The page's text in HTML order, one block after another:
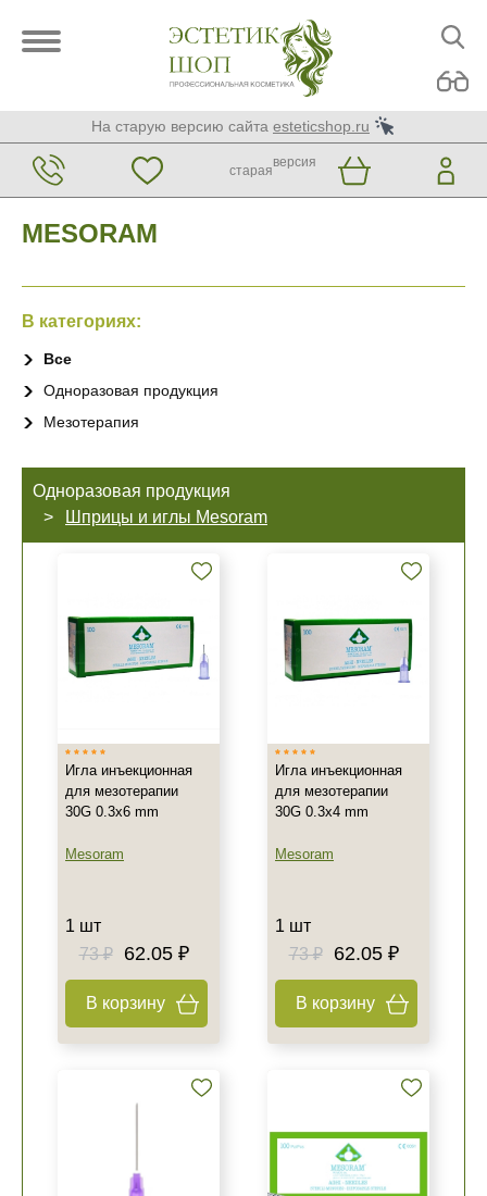
На старую версию сайта esteticshop.ru
старая
версия
MESORAM
В категориях:
Все
Одноразовая продукция
Мезотерапия
Одноразовая продукция
Шприцы и иглы Mesoram
Игла инъекционная
для мезотерапии
30G 0.3x6 mm
Mesoram
1 шт
73 ₽
62.05 ₽
В корзину
Игла инъекционная
для мезотерапии
30G 0.3x4 mm
Mesoram
1 шт
73 ₽
62.05 ₽
В корзину